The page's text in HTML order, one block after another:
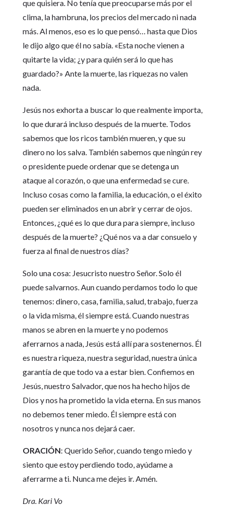
que quisiera. No tenía que preocuparse más por el
clima, la hambruna, los precios del mercado ni nada
más. Al menos, eso es lo que pensó… hasta que Dios
le dijo algo que él no sabía. «Esta noche vienen a
quitarte la vida; ¿y para quién será lo que has
guardado?» Ante la muerte, las riquezas no valen
nada.
Jesús nos exhorta a buscar lo que realmente importa,
lo que durará incluso después de la muerte. Todos
sabemos que los ricos también mueren, y que su
dinero no los salva. También sabemos que ningún rey
o presidente puede ordenar que se detenga un
ataque al corazón, o que una enfermedad se cure.
Incluso cosas como la familia, la educación, o el éxito
pueden ser eliminados en un abrir y cerrar de ojos.
Entonces, ¿qué es lo que dura para siempre, incluso
después de la muerte? ¿Qué nos va a dar consuelo y
fuerza al final de nuestros días?
Solo una cosa: Jesucristo nuestro Señor. Solo él
puede salvarnos. Aun cuando perdamos todo lo que
tenemos: dinero, casa, familia, salud, trabajo, fuerza
o la vida misma, él siempre está. Cuando nuestras
manos se abren en la muerte y no podemos
aferrarnos a nada, Jesús está allí para sostenernos. Él
es nuestra riqueza, nuestra seguridad, nuestra única
garantía de que todo va a estar bien. Confiemos en
Jesús, nuestro Salvador, que nos ha hecho hijos de
Dios y nos ha prometido la vida eterna. En sus manos
no debemos tener miedo. Él siempre está con
nosotros y nunca nos dejará caer.
ORACIÓN: Querido Señor, cuando tengo miedo y
siento que estoy perdiendo todo, ayúdame a
aferrarme a ti. Nunca me dejes ir. Amén.
Dra. Kari Vo